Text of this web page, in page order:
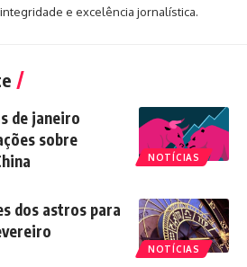
e excelência jornalística.
NOTÍCIAS
de janeiro
sobre
NOTÍCIAS
dos astros para